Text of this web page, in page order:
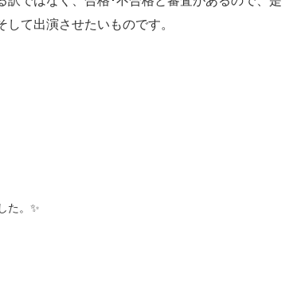
て出演させたいものです。
た。✨